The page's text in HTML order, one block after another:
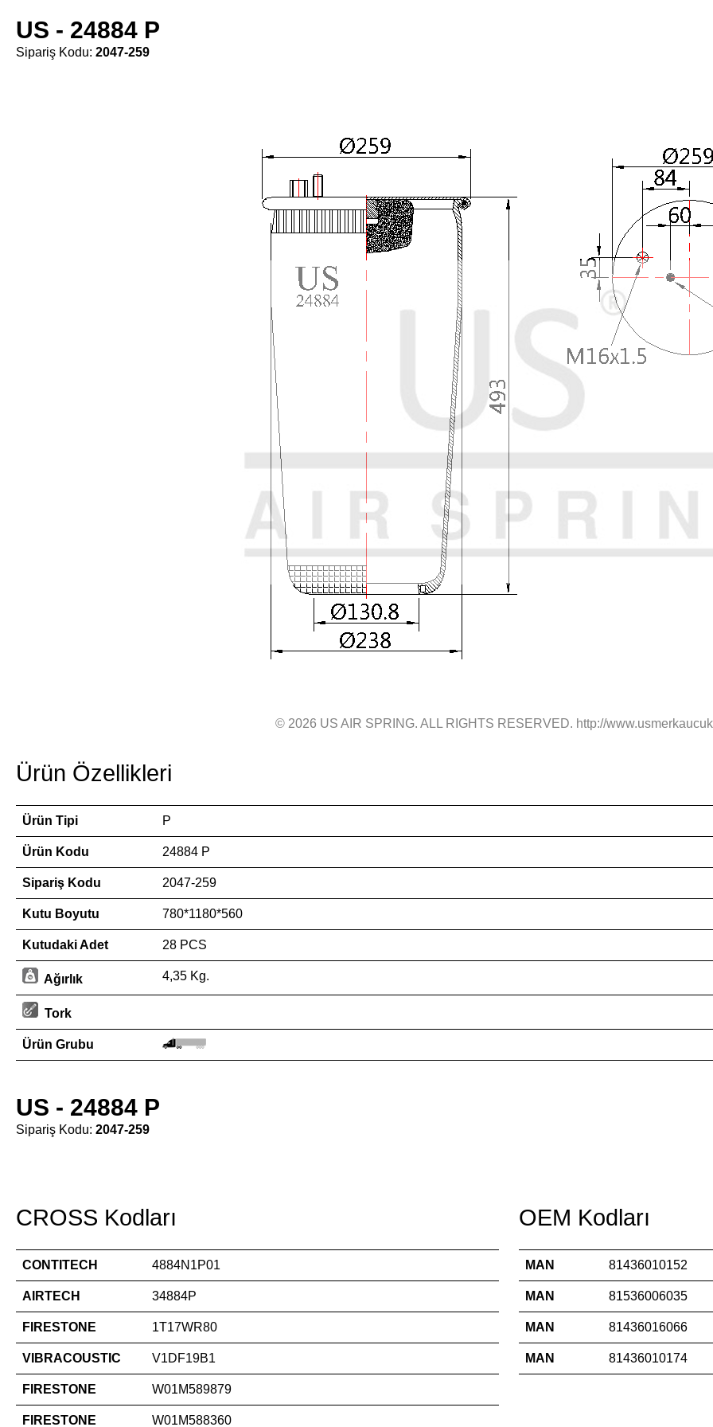
US - 24884 P
Sipariş Kodu: 2047-259
© 2026 US AIR SPRING. ALL RIGHTS RESERVED. http://
Ürün Özellikleri
Ürün Tipi P
Ürün Kodu 24884 P
Sipariş Kodu 2047-259
Kutu Boyutu 780*1180*560
Kutudaki Adet 28 PCS
Ağırlık 4,35 Kg.
Tork
Ürün Grubu
US - 24884 P
Sipariş Kodu: 2047-259
CROSS Kodları
CONTITECH 4884N1P01
AIRTECH 34884P
FIRESTONE 1T17WR80
VIBRACOUSTIC V1DF19B1
FIRESTONE W01M589879
FIRESTONE W01M588360
OEM Kodları
MAN 81436010152
MAN 81536006035
MAN 81436016066
MAN 81436010174